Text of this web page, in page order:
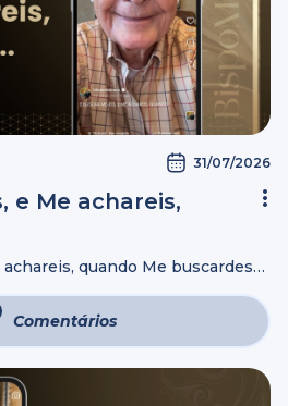
31/07/2026
e Me achareis,
quando Me buscardes
Comentários